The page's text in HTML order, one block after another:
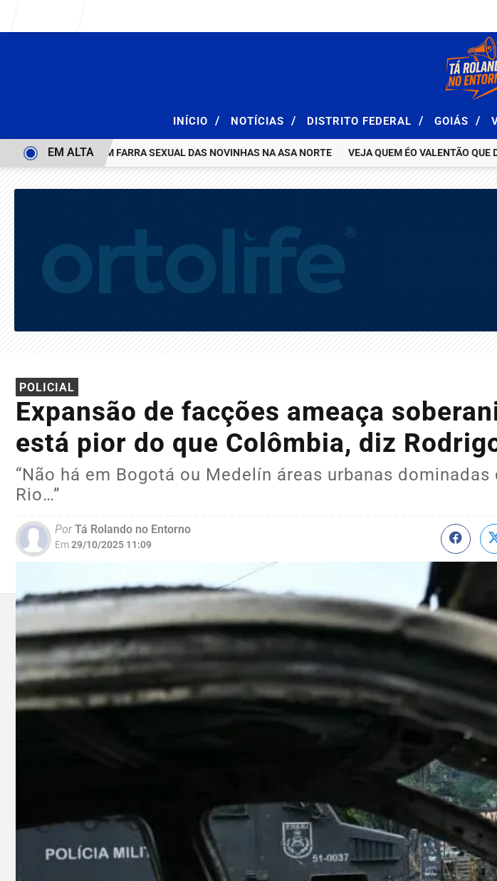
INÍCIO / NOTÍCIAS / DISTRITO FEDERAL / GOIÁS /
E ACABA COM FARRA SEXUAL DAS NOVINHAS NA ASA NORTE VEJA QUEM ÉO VALENTÃO QUE DEU
EM ALTA
POLICIAL
Expansão de facções ameaça
está pior do que Colômbia, diz
“Não há em Bogotá ou Medelín áreas urbanas dominadas
Rio…”
PorTá Rolando no Entorno
Em29/10/2025 11:09